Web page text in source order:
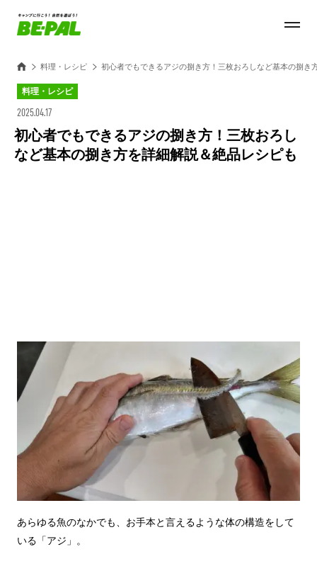
料理・レシピ 初心者でもできるアジの捌き方！三枚おろしなど基本の捌き
料理・レシピ
2025.04.17
初心者でもできるアジの捌き方！三枚おろし
など基本の捌き方を詳細解説＆絶品レシピも
あらゆる魚のなかでも、お手本と言えるような体の構造をして
いる「アジ」。